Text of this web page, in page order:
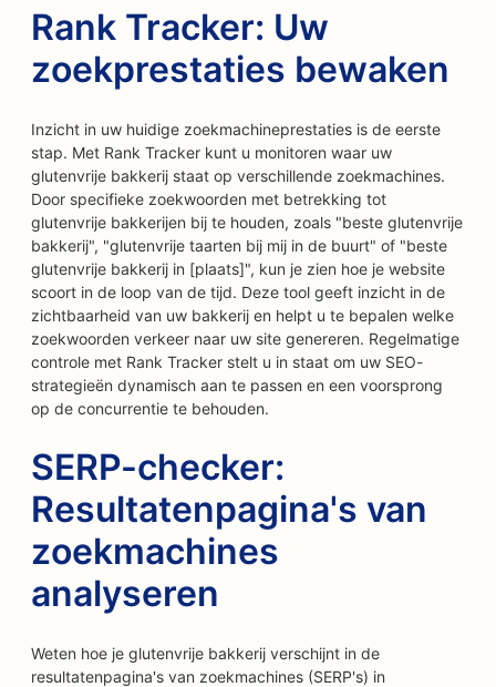
Rank Tracker: Uw
zoekprestaties bewaken
Inzicht in uw huidige zoekmachineprestaties is de eerste
stap. Met Rank Tracker kunt u monitoren waar uw
glutenvrije bakkerij staat op verschillende zoekmachines.
Door specifieke zoekwoorden met betrekking tot
glutenvrije bakkerijen bij te houden, zoals "beste glutenvrije
bakkerij", "glutenvrije taarten bij mij in de buurt" of "beste
glutenvrije bakkerij in [plaats]", kun je zien hoe je website
scoort in de loop van de tijd. Deze tool geeft inzicht in de
zichtbaarheid van uw bakkerij en helpt u te bepalen welke
zoekwoorden verkeer naar uw site genereren. Regelmatige
controle met Rank Tracker stelt u in staat om uw SEO-
strategieën dynamisch aan te passen en een voorsprong
op de concurrentie te behouden.
SERP-checker:
Resultatenpagina's van
zoekmachines
analyseren
Weten hoe je glutenvrije bakkerij verschijnt in de
resultatenpagina's van zoekmachines (SERP's) in